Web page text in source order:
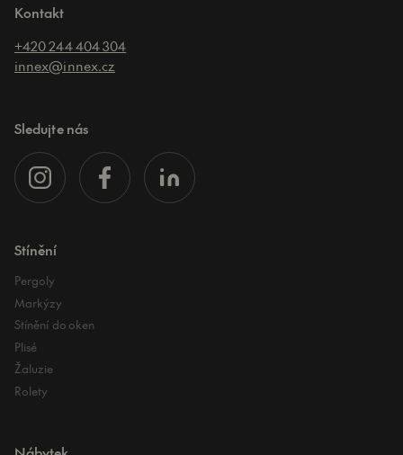
Kontakt
+420 244 404 304
innex@innex.cz
Sledujte nás
Stínění
Pergoly
Markýzy
Stínění do oken
Plisé
Žaluzie
Rolety